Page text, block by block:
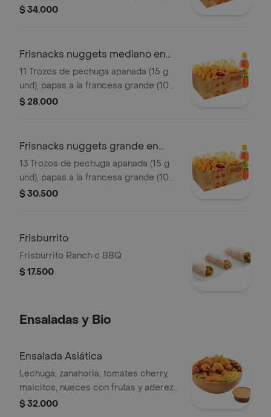
(470 ml)
$ 34.000
Frisnacks nuggets mediano en
caja
11 Trozos de pechuga apanada (15 g
und), papas a la francesa grande (100
g), gaseosa (400 ml)
$ 28.000
Frisnacks nuggets grande en
caja
13 Trozos de pechuga apanada (15 g
und), papas a la francesa grande (100
g), gaseosa (400 ml)
$ 30.500
Frisburrito
Frisburrito Ranch o BBQ
$ 17.500
Ensaladas y Bio
Ensalada Asiática
Lechuga, zanahoria, tomates cherry,
maicitos, nueces con frutas y aderezo
sésamo. Elige tu proteína entre
$ 32.000